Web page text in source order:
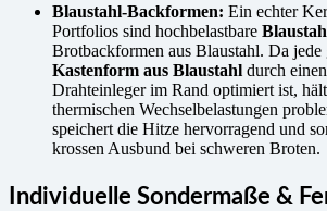
Blaustahl-Backformen: Ein echter
Portfolios sind hochbelastbare
Brotbackformen aus Blaustahl. Da jede
Kastenform aus Blaustahl durch
Drahteinleger im Rand optimiert ist,
thermischen Wechselbelastungen
speichert die Hitze hervorragend und
krossen Ausbund bei schweren Broten.
Individuelle Sondermaße &